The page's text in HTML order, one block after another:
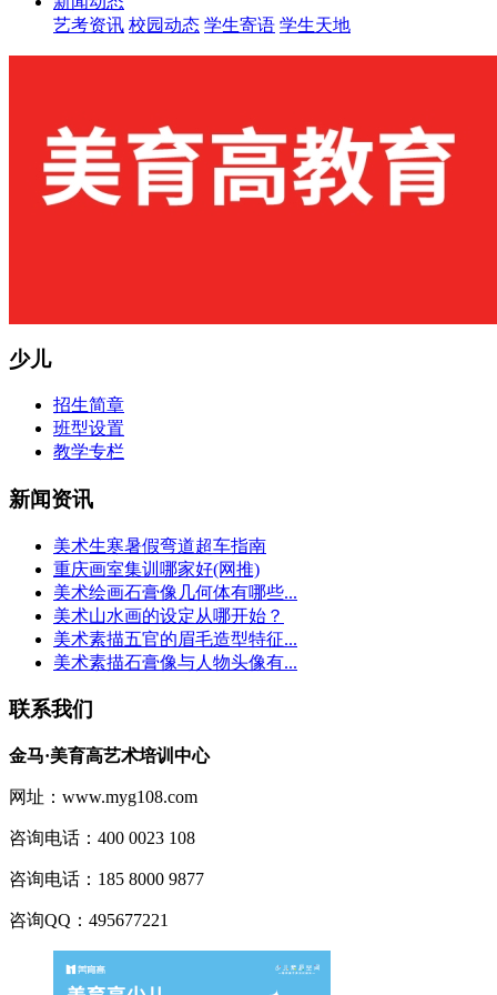
艺考资讯 校园动态 学生寄语 学生天地
少儿
招生简章
班型设置
教学专栏
新闻资讯
美术生寒暑假弯道超车指南
重庆画室集训哪家好(网推)
美术绘画石膏像几何体有哪些...
美术山水画的设定从哪开始？
美术素描五官的眉毛造型特征...
美术素描石膏像与人物头像有...
联系我们
金马·美育高艺术培训中心
网址：www.myg108.com
咨询电话：400 0023 108
咨询电话：185 8000 9877
咨询QQ：495677221